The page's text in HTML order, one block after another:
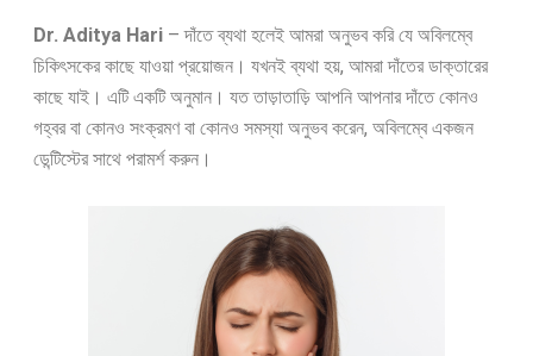
Dr. Aditya Hari – দাঁতে ব্যথা হলেই আমরা অনুভব করি যে অবিলম্বে
চিকিৎসকের কাছে যাওয়া প্রয়োজন। যখনই ব্যথা হয়, আমরা দাঁতের ডাক্তারের
কাছে যাই। এটি একটি অনুমান। যত তাড়াতাড়ি আপনি আপনার দাঁতে কোনও
গহ্বর বা কোনও সংক্রমণ বা কোনও সমস্যা অনুভব করেন, অবিলম্বে একজন
ডেন্টিস্টের সাথে পরামর্শ করুন।